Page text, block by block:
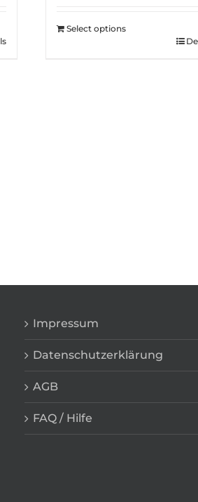
Select options
Impressum
Datenschutzerklärung
AGB
FAQ / Hilfe